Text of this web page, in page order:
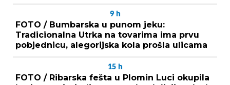
9 h
FOTO / Bumbarska u punom jeku:
Tradicionalna Utrka na tovarima ima prvu
pobjednicu, alegorijska kola prošla ulicama
15 h
FOTO / Ribarska fešta u Plomin Luci okupila